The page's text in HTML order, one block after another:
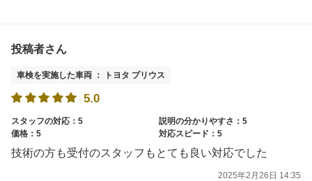
投稿者さん
車検を実施した車両 ： トヨタ プリウス
5.0
スタッフの対応：5
説明の分かりやすさ：5
価格：5
対応スピード：5
技術の方も受付のスタッフもとても良い対応でした
2025年2月26日 14:35